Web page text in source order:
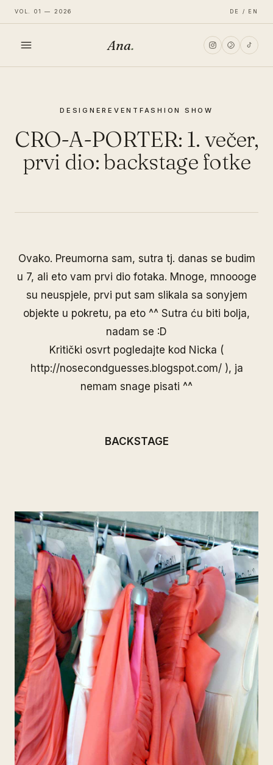
VOL. 01 — 2026 DE / EN
LIFESTYLE
Ana.
DESIGNEREVENT FASHION SHOW
CRO-A-PORTER: 1. večer,
prvi dio: backstage fotke
Ovako. Preumorna sam, sutra tj. danas se budim
u 7, ali eto vam prvi dio fotaka. Mnoge, mnoooge
su neuspjele, prvi put sam slikala sa sonyjem
objekte u pokretu, pa eto ^^ Sutra ću biti bolja,
nadam se :D
Kritički osvrt pogledajte kod Nicka (
http://nosecondguesses.blogspot.com/), ja
nemam snage pisati ^^
BACKSTAGE